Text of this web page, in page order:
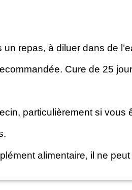
repas, à diluer dans de
Cure de 25
particulièrement si vous
alimentaire, il ne